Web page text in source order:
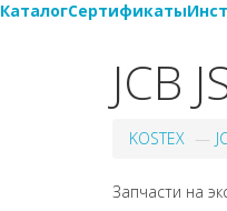
КаталогСертификаты
JCB
KOSTEX
Запчасти на